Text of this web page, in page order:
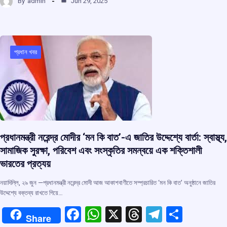
ce
o
o
k
at
A
p
p
d
প্রধান খবর
প্রধানমন্ত্রী নরেন্দ্র মোদীর ‘মন কি বাত’-এ জাতির উদ্দেশ্যে বার্তা: স্বাস্থ্য,
সামাজিক সুরক্ষা, পরিবেশ এবং সংস্কৃতির সমন্বয়ে এক শক্তিশালী
ভারতের প্রত্যয়
নয়াদিল্লি, ২৯ জুন —প্রধানমন্ত্রী নরেন্দ্র মোদী আজ আকাশবাণীতে সম্প্রচারিত ‘মন কি বাত’ অনুষ্ঠানে জাতির
উদ্দেশ্যে বক্তব্য রাখতে গিয়ে…
Share
F
W X
T
T